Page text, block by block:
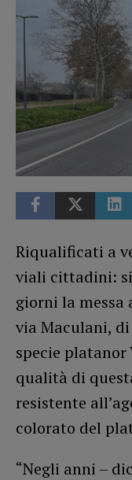
Riqualificati a
viali cittadini:
giorni la messa
via Maculani,
specie platanor
qualità di
resistente
colorato del
“Negli anni –